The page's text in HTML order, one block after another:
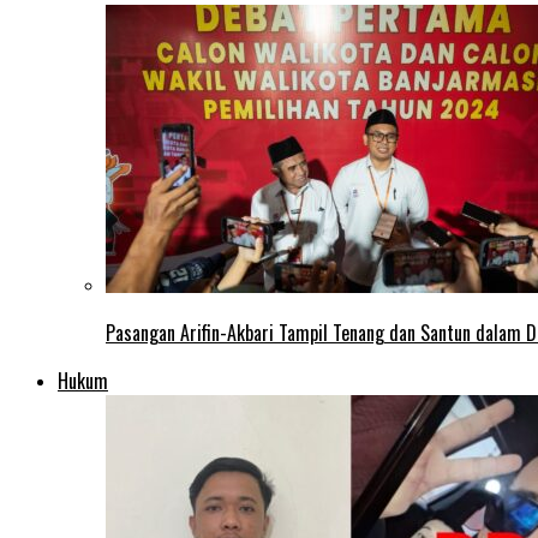
Pasangan Arifin-Akbari Tampil Tenang dan Santun dalam
Hukum